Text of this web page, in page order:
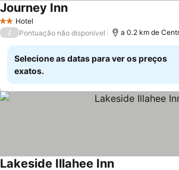
2 Estrelas
Hotel
Journey Inn
/ Pontuação não disponível a 0.2 km de
Selecione as datas para ver os preços
exatos.
Lakeside Illahee Inn